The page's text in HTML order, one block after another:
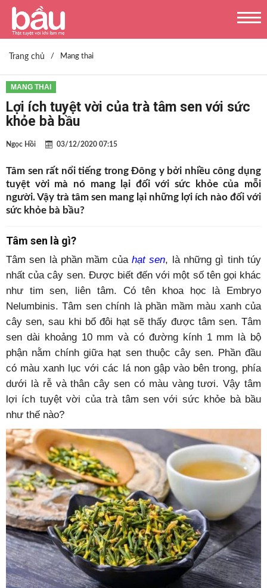
Trang chủ / Mang thai
MANG THAI
Lợi ích tuyệt vời của trà tâm sen với sức
khỏe bà bầu
Ngọc Hồi 03/12/2020 07:15
Tâm sen rất nổi tiếng trong Đông y bởi nhiều công dụng
tuyệt vời mà nó mang lại đối với sức khỏe của mỗi
người. Vậy trà tâm sen mang lại những lợi ích nào đối với
sức khỏe bà bầu?
Tâm sen là gì?
Tâm sen là phần mầm của hạt sen, là những gì tinh túy
nhất của cây sen. Được biết đến với một số tên gọi khác
như tim sen, liên tâm. Có tên khoa học là Embryo
Nelumbinis. Tâm sen chính là phần mầm màu xanh của
cây sen, sau khi bổ đôi hạt sẽ thấy được tâm sen. Tâm
sen dài khoảng 10 mm và có đường kính 1 mm là bộ
phận nằm chính giữa hạt sen thuộc cây sen. Phần đầu
có màu xanh lục với các lá non gập vào bên trong, phía
dưới là rễ và thân cây sen có màu vàng tươi. Vậy tâm
lợi ích tuyệt vời của trà tâm sen với sức khỏe bà bầu
như thế nào?